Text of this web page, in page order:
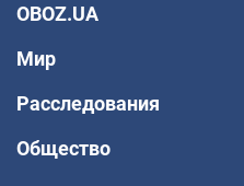
OBOZ.UA
Мир
Расследования
Общество